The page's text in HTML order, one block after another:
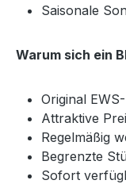
Saisonale
Warum sich ein
Original
Attraktive
Regelmäßig
Begrenzte
Sofort